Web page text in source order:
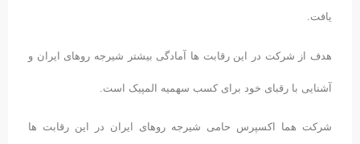
یافت.
هدف از شرکت در این رقابت ها آمادگی بیشتر شیرجه روهای ایران و
آشنایی با رقبای خود برای کسب سهمیه المپیک است.
شرکت هما اکسپرس حامی شیرجه روهای ایران در این رقابت ها